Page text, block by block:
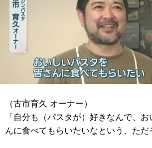
（古市育久 オーナー）
「自分も（パスタが）好きなんで、
んに食べてもらいたいなという、ただ